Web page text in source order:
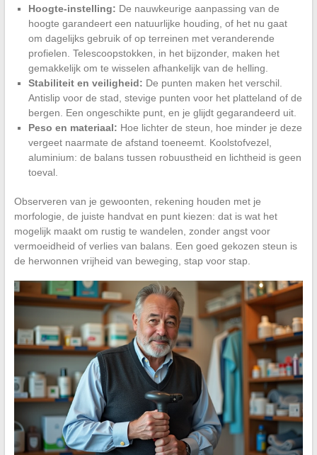
Hoogte-instelling: De nauwkeurige aanpassing van de
hoogte garandeert een natuurlijke houding, of het nu gaat
om dagelijks gebruik of op terreinen met veranderende
profielen. Telescoopstokken, in het bijzonder, maken het
gemakkelijk om te wisselen afhankelijk van de helling.
Stabiliteit en veiligheid: De punten maken het verschil.
Antislip voor de stad, stevige punten voor het platteland of de
bergen. Een ongeschikte punt, en je glijdt gegarandeerd uit.
Peso en materiaal: Hoe lichter de steun, hoe minder je deze
vergeet naarmate de afstand toeneemt. Koolstofvezel,
aluminium: de balans tussen robuustheid en lichtheid is geen
toeval.
Observeren van je gewoonten, rekening houden met je
morfologie, de juiste handvat en punt kiezen: dat is wat het
mogelijk maakt om rustig te wandelen, zonder angst voor
vermoeidheid of verlies van balans. Een goed gekozen steun is
de herwonnen vrijheid van beweging, stap voor stap.